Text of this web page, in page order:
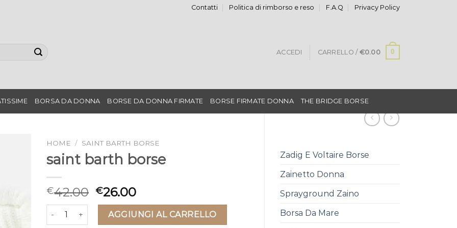
Contatti Politica di rimborso e reso F.A.Q Privacy Policy
ACCEDI CARRELLO / €0.00 0
BORSA DA DONNA BORSE DA DONNA FIRMATE BORSE FIRMATE DONNA THE BRIDGE BORSE
Zadig E Voltaire Borse
Zainetto Donna
Sprayground Zaino
Borsa Da Mare
HOME / SAINT BARTH BORSE
saint barth borse
€42.00 €26.00
saint barth borse quantitàAGGIUNGI AL CARRELLO